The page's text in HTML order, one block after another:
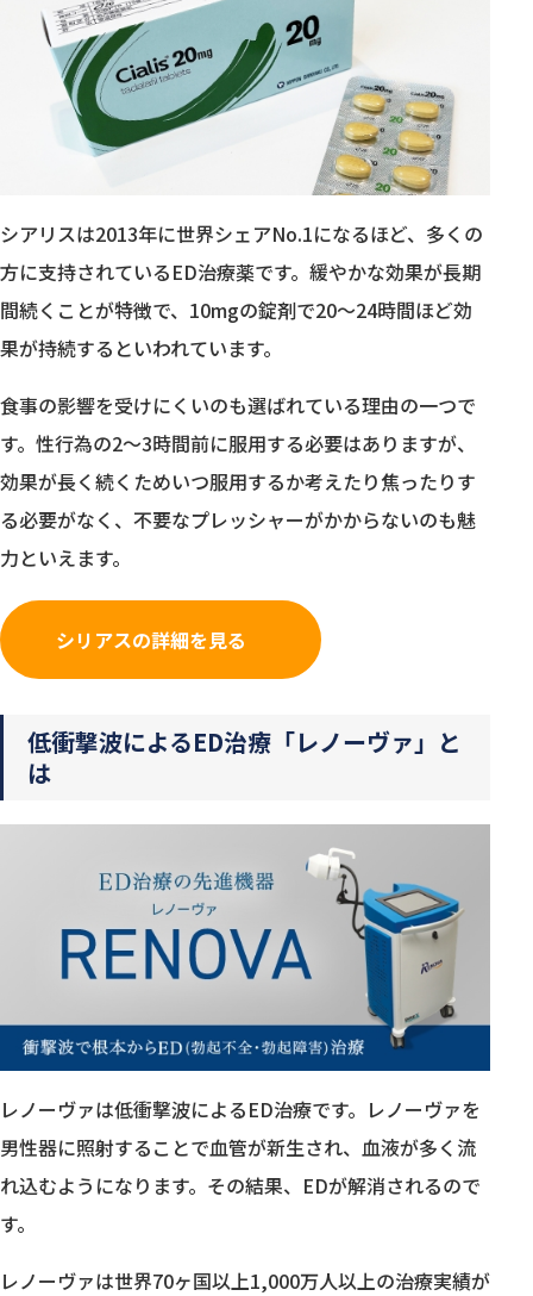
シアリスは2013年に世界シェアNo.1になるほど、多くの
方に支持されているED治療薬です。緩やかな効果が長期
間続くことが特徴で、10mgの錠剤で20〜24時間ほど効
果が持続するといわれています。
食事の影響を受けにくいのも選ばれている理由の一つで
す。性行為の2〜3時間前に服用する必要はありますが、
効果が長く続くためいつ服用するか考えたり焦ったりす
る必要がなく、不要なプレッシャーがかからないのも魅
力といえます。
シリアスの詳細を見る
低衝撃波によるED治療「レノーヴァ」と
は
レノーヴァは低衝撃波によるED治療です。レノーヴァを
男性器に照射することで血管が新生され、血液が多く流
れ込むようになります。その結果、EDが解消されるので
す。
レノーヴァは世界70ヶ国以上1,000万人以上の治療実績が